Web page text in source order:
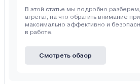
В этой статье мы подробно разберем,
агрегат, на что обратить внимание
максимально эффективно и
в работе.
Смотреть обзор